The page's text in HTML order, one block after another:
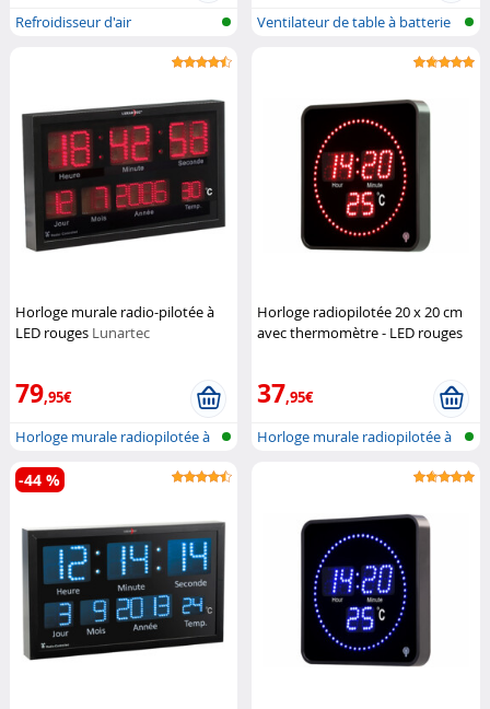
Refroidisseur d'air
Ventilateur de table à batterie
Horloge murale radio-pilotée à
LED rouges Lunartec
79,95€
Horloge murale radiopilotée à
LED a...
Horloge radiopilotée 20 x 20 cm
avec thermomètre - LED rouges
37,95€
Horloge murale radiopilotée à
-44 %